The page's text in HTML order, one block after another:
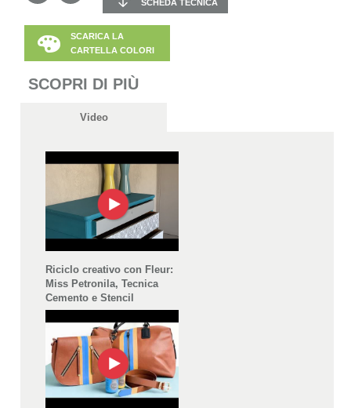
SCHEDA TECNICA
SCARICA LA
CARTELLA COLORI
SCOPRI DI PIÙ
Video
Riciclo creativo con Fleur:
Miss Petronila, Tecnica
Cemento e Stencil